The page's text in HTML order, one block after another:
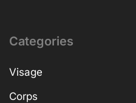
Categories
Visage
Corps